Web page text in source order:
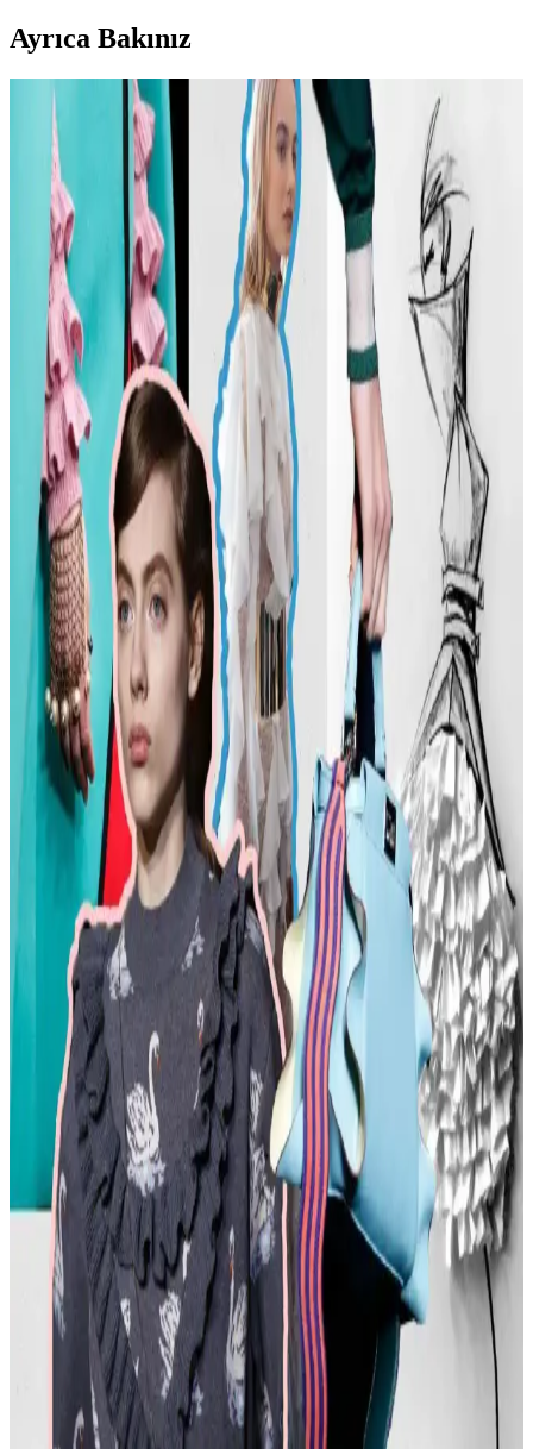
Ayrıca Bakınız
Carolyn Bessette Kennedy Stili ve 90'lar
Minimalizminin Günümüzdeki Yansımaları
Carolyn Bessette Kennedy'nin 90'lar minimalizmini yansıtan stili,
fiziksel özelliklere dayalı popülerliği ve aşırı yüceltilmesiyle
tartışılıyor. Günümüzde moda daha fazla bireysellik ve çeşitlilik
arıyor.
Günlük Moda Soruları ve Stil Önerileri: Vücut
Tipine Uygun Kombinasyonlar ve Ayakkabı Seçimi
Moda ve stil, kişisel tercihlere göre şekillenir. Vücut tipine uygun
kıyafet seçimi, günlük kombin önerileri ve rahat ayakkabı
markalarıyla şıklığı yakalayın. İkinci el lüks ürün alımında dikkat
edilmesi gerekenler burada.
Kadın Modasında Beden Tipi, Sürdürülebilirlik ve
Mevsime Uygun Stil Önerileri
Kadın modasında beden tipine uygun kıyafet seçimi, sürdürülebilir
markalar ve mevsimsel kombin önerileri ele alınmaktadır. Estetik ve
konforu birleştiren pratik stil yaklaşımları sunulmaktadır.
Kadın Moda Tavsiyeleri: Günlük Stil Önerileri,
Vücut Şekline Uygun Giysiler ve Kombin İpuçları
Kadın modasında renk uyumu, vücut şekline uygun giysiler, rahat
ayakkabılar ve aksesuar seçimi gibi konularda pratik öneriler
sunulmaktadır. Stil ikonlarından ilham alınarak sürdürülebilir moda
tercihleri vurgulanıyor.
Kemer Tokalarının Moda ve Kültürel Anlamları:
Şehir ve Kırsal Alanlarda Algı Farkları
Kemer tokaları, kırsal ve şehir kültürlerinde farklı anlamlar taşır.
Kırsal bölgelerde başarı simgesi olan büyük tokalar, şehirlerde sade
ve uyumlu tasarımlarla tercih edilir. Stil ve özgüven belirleyicidir.
Moda Mikrotrendleri: Geçmişten Günümüze Sevilen
ve Hâlâ Tercih Edilen Parçalar
Moda mikrotrendleri genellikle kısa ömürlü olsa da bazı parçalar,
nostalji ve kişisel stil nedeniyle uzun yıllar tercih edilmeye devam
ediyor. Bu yazı, Reddit deneyimleriyle bu trendleri inceliyor.
Kavisli Vücut Tipleri İçin Doğru Kumaş ve
Kesimlerle Yapısal Moda Rehberi
Kavisli vücut tiplerine uygun yapısal moda seçimlerinde doğru
kumaş, kesim ve stil detayları önemlidir. Terzi hizmeti ve uygun
markalarla estetik ve rahat kıyafetler elde edilir.
Günlük Moda Soruları ve Pratik Stil Önerileri:
Rahatlık ve Şıklık Dengesi
Moda ve stil, kişisel tercihler ve çevresel ihtiyaçlarla şekillenir. Ev
giyimi, iş görüşmesi, mevsimlik kıyafetler ve vücut tipine uygun
önerilerle günlük şıklık ve rahatlık dengelenir.